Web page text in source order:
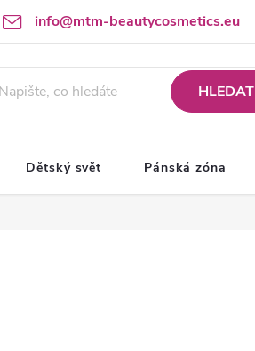
info@mtm-beautycosmetics.eu
HLEDAT
Dětský svět Pánská zóna